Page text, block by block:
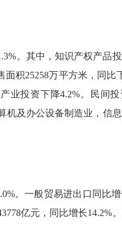
。其中，知识产权产品
面积25258万平方米，同比
产业投资下降4.2%。民间
机及办公设备制造业，信
。一般贸易进出口同比增
亿元，同比增长14.2%